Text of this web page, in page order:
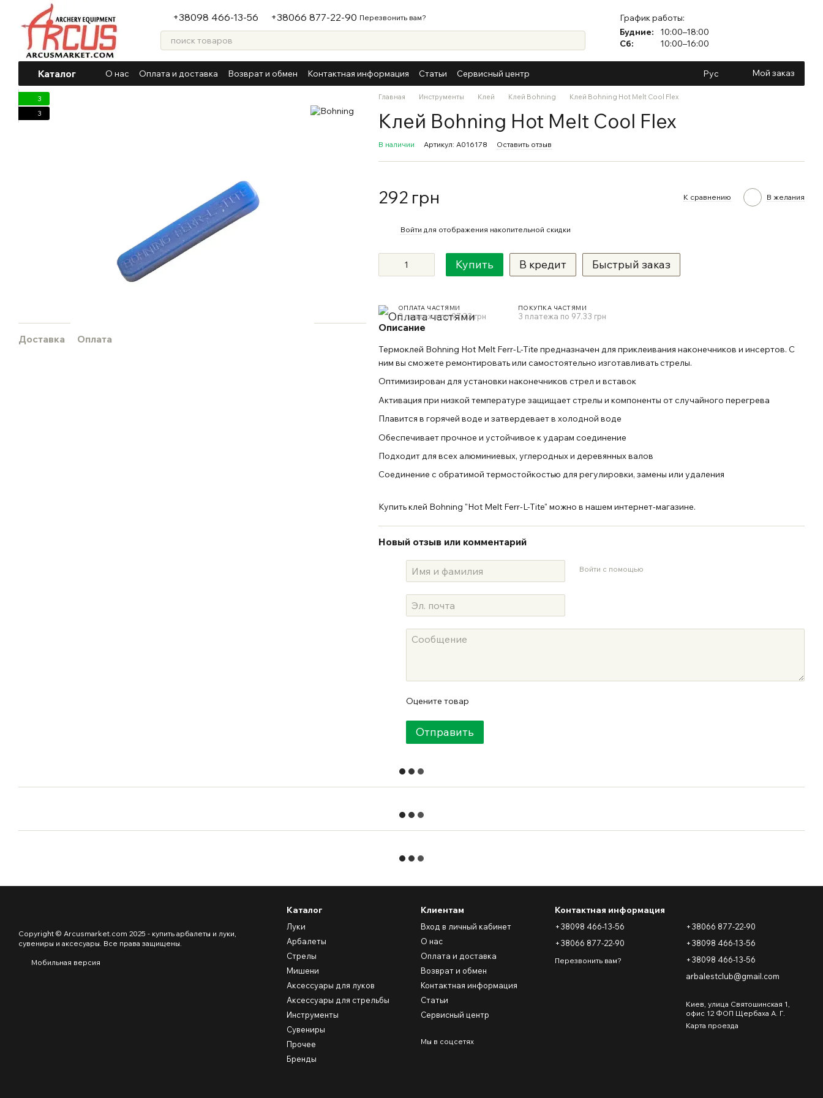
Перейти к основному контенту
+38098 466-13-56 +38066 877-22-90 Перезвонить вам?
График работы:
Будние:
10:00–18:00
Сб:
10:00–16:00
Каталог О нас Оплата и доставка Возврат и обмен Контактная информация Статьи Сервисный центр Рус Мой заказ
3
3
Доставка Оплата
Главная Инструменты Клей Клей Bohning Клей Bohning Hot Melt Cool Flex
Клей Bohning Hot Melt Cool Flex
В наличии Артикул: A016178 Оставить отзыв
292 грн К сравнению В желания
Войти для отображения накопительной скидки
Купить В кредит Быстрый заказ
ОПЛАТА ЧАСТЯМИ
3 платежа по 97.33 грн
ПОКУПКА ЧАСТЯМИ
3 платежа по 97.33 грн
Описание
Термоклей Bohning Hot Melt Ferr-L-Tite предназначен для приклеивания наконечников и инсертов. С
ним вы сможете ремонтировать или самостоятельно изготавливать стрелы.
Оптимизирован для установки наконечников стрел и вставок
Активация при низкой температуре защищает стрелы и компоненты от случайного перегрева
Плавится в горячей воде и затвердевает в холодной воде
Обеспечивает прочное и устойчивое к ударам соединение
Подходит для всех алюминиевых, углеродных и деревянных валов
Соединение с обратимой термостойкостью для регулировки, замены или удаления
Купить клей Bohning "Hot Melt Ferr-L-Tite" можно в нашем интернет-магазине.
Новый отзыв или комментарий
Войти с помощью
Оцените товар
Отправить
Copyright © Arcusmarket.com 2025 - купить арбалеты и луки,
сувениры и аксесуары. Все права защищены.
Мобильная версия
Каталог
Луки
Арбалеты
Стрелы
Мишени
Аксессуары для луков
Аксессуары для стрельбы
Инструменты
Сувениры
Прочее
Бренды
Клиентам
Вход в личный кабинет
О нас
Оплата и доставка
Возврат и обмен
Контактная информация
Статьи
Сервисный центр
Мы в соцсетях
Контактная информация
+38098 466-13-56
+38066 877-22-90
Перезвонить вам?
+38066 877-22-90
+38098 466-13-56
+38098 466-13-56
arbalestclub@gmail.com
Киев, улица Святошинская 1,
офис 12 ФОП Щербаха А. Г.
Карта проезда